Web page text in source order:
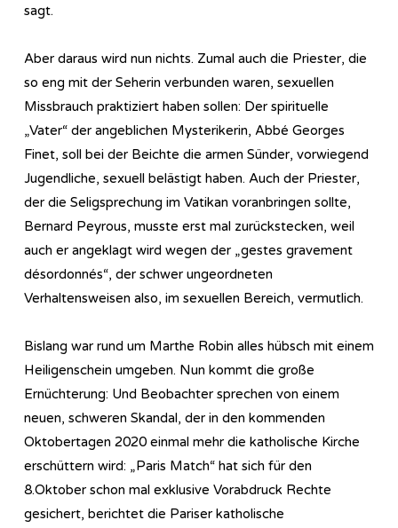
sagt.
Aber daraus wird nun nichts. Zumal auch die Priester, die
so eng mit der Seherin verbunden waren, sexuellen
Missbrauch praktiziert haben sollen: Der spirituelle
„Vater“ der angeblichen Mysterikerin, Abbé Georges
Finet, soll bei der Beichte die armen Sünder, vorwiegend
Jugendliche, sexuell belästigt haben. Auch der Priester,
der die Seligsprechung im Vatikan voranbringen sollte,
Bernard Peyrous, musste erst mal zurückstecken, weil
auch er angeklagt wird wegen der „gestes gravement
désordonnés“, der schwer ungeordneten
Verhaltensweisen also, im sexuellen Bereich, vermutlich.
Bislang war rund um Marthe Robin alles hübsch mit einem
Heiligenschein umgeben. Nun kommt die große
Ernüchterung: Und Beobachter sprechen von einem
neuen, schweren Skandal, der in den kommenden
Oktobertagen 2020 einmal mehr die katholische Kirche
erschüttern wird: „Paris Match“ hat sich für den
8.Oktober schon mal exklusive Vorabdruck Rechte
gesichert, berichtet die Pariser katholische